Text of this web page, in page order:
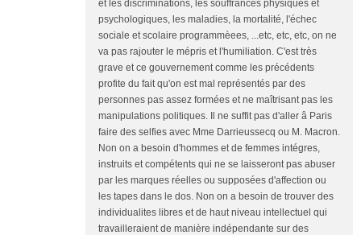
et les discriminations, les souffrances physiques et
psychologiques, les maladies, la mortalité, l'échec
sociale et scolaire programmèees, ...etc, etc, etc, on ne
va pas rajouter le mépris et l'humiliation. C'est très
grave et ce gouvernement comme les précédents
profite du fait qu'on est mal représentés par des
personnes pas assez formées et ne maîtrisant pas les
manipulations politiques. Il ne suffit pas d'aller â Paris
faire des selfies avec Mme Darrieussecq ou M. Macron.
Non on a besoin d'hommes et de femmes intégres,
instruits et compétents qui ne se laisseront pas abuser
par les marques réelles ou supposées d'affection ou
les tapes dans le dos. Non on a besoin de trouver des
individualites libres et de haut niveau intellectuel qui
travailleraient de manière indépendante sur des